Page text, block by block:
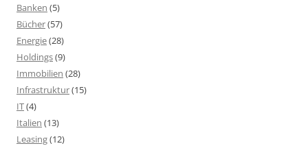
Banken (5)
Bücher(57)
Energie(28)
Holdings(9)
Immobilien (28)
Infrastruktur(15)
IT(4)
Italien (13)
Leasing(12)